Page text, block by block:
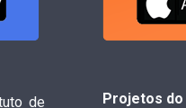
de Projetos do